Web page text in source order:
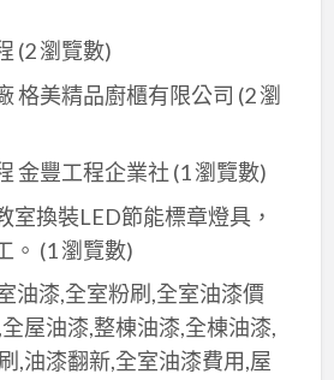
(2 瀏覽數)
格美精品廚櫃有限公司 (2 瀏
金豐工程企業社 (1 瀏覽數)
室換裝LED節能標章燈具，
。 (1 瀏覽數)
油漆,全室粉刷,全室油漆價
屋油漆,整棟油漆,全棟油漆,
,油漆翻新,全室油漆費用,屋